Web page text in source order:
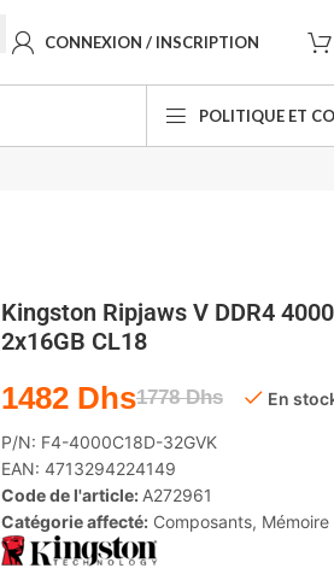
CONNEXION / INSCRIPTION
POLITIQUE ET
Kingston Ripjaws V DDR4
2x16GB CL18
1778Dhs
1482 Dhs En
P/N: F4-4000C18D-32GVK
EAN: 4713294224149
Code de l'article: A272961
Catégorie affecté: Composants, Mémoire